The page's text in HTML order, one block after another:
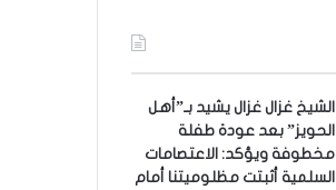
الشيخ غزال غزال يشيد بـ”أهل
الحويز” بعد عودة طفلة
مخطوفة ويؤكد: الاعتصامات
السلمية أثبتت مظلوميتنا أمام